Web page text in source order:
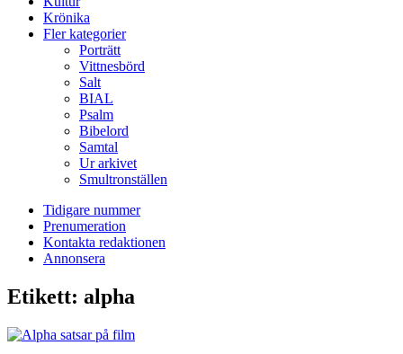
Krönika
Fler kategorier
Porträtt
Vittnesbörd
Salt
BIAL
Psalm
Bibelord
Samtal
Ur arkivet
Smultronställen
Tidigare nummer
Prenumeration
Kontakta redaktionen
Annonsera
Etikett: alpha